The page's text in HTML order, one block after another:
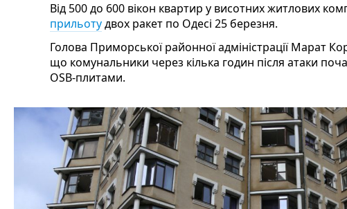
Від 500 до 600 вікон квартир у висотних житлових
прильотудвох ракет по Одесі 25 березня.
Голова Приморської районної адміністрації Марат
що комунальники через кілька годин після атаки
OSB-плитами.